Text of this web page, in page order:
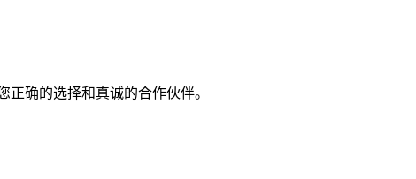
确的选择和真诚的合作伙伴。